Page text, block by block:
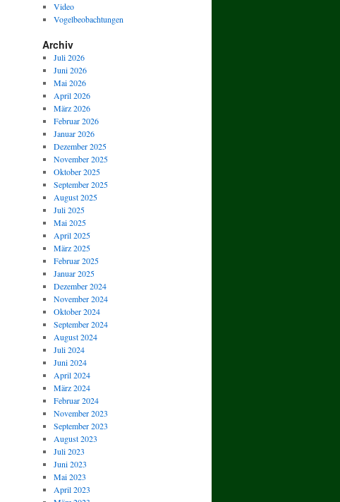
Video
Vogelbeobachtungen
Archiv
Juli 2026
Juni 2026
Mai 2026
April 2026
März 2026
Februar 2026
Januar 2026
Dezember 2025
November 2025
Oktober 2025
September 2025
August 2025
Juli 2025
Mai 2025
April 2025
März 2025
Februar 2025
Januar 2025
Dezember 2024
November 2024
Oktober 2024
September 2024
August 2024
Juli 2024
Juni 2024
April 2024
März 2024
Februar 2024
November 2023
September 2023
August 2023
Juli 2023
Juni 2023
Mai 2023
April 2023